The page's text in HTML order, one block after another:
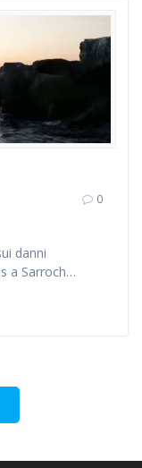
0
danni
a Sarroch…